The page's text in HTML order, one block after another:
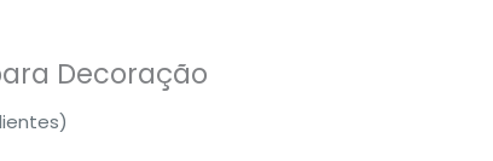
Decoração